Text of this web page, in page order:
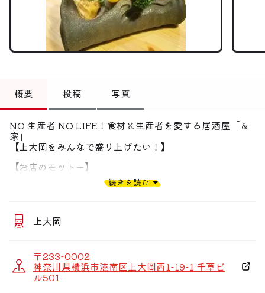
お知らせ
トップ
偏愛コミュニティ
投稿
偏愛記事
概要 投稿 写真
NO 生産者 NO LIFE！食材と生産者を愛する居酒屋「＆
家」
【上大岡をみんなで盛り上げたい！】
【お店のモットー】
地元神奈川を中心に全国の生産者さんと上大岡のお客様を
繋げたいという想いからできたお店
【飲み放題付ご宴会】
《贅沢極みコース》旬野菜や三崎鮪,国産和牛も堪能！
《＆家おすすめコース》こだわり食材と人気商品を手軽に
楽しむ！2H飲み放題付 8品 4,500円
【空間】
続きを読む
上大岡
〒233-0002
神奈川県横浜市港南区上大岡西1-19-1 千草ビ
ル501